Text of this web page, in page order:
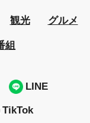
観光 グルメ
組
LINE
TikTok